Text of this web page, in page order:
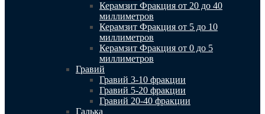
Керамзит Фракция от 20 до 40
миллиметров
Керамзит Фракция от 5 до 10
миллиметров
Керамзит Фракция от 0 до 5
миллиметров
Гравий
Гравий 3-10 фракции
Гравий 5-20 фракции
Гравий 20-40 фракции
Галька